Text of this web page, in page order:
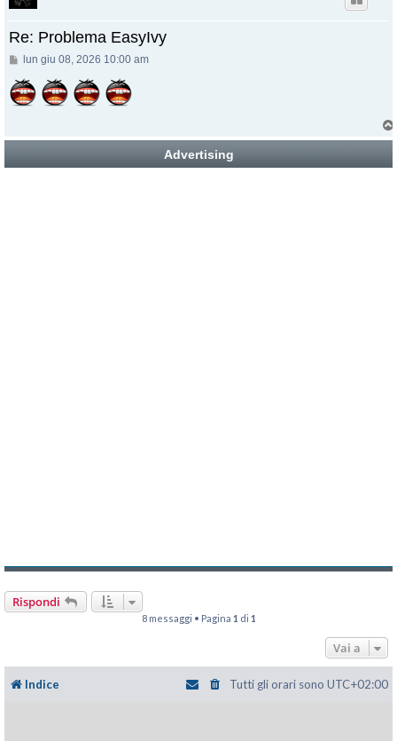
Re: Problema EasyIvy
Messaggio
lun giu 08, 2026 10:00 am
Advertising
Rispondi
8 messaggi • Pagina 1 di 1
Vai a
Indice Tutti gli orari sono UTC+02:00